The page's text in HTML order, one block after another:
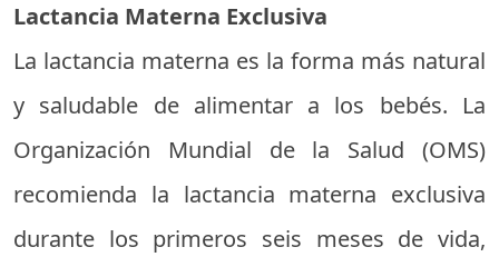
Lactancia Materna Exclusiva
La lactancia materna es la forma más natural
y saludable de alimentar a los bebés. La
Organización Mundial de la Salud (OMS)
recomienda la lactancia materna exclusiva
durante los primeros seis meses de vida,